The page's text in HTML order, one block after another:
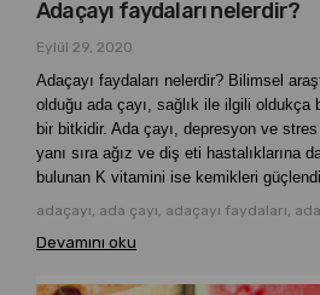
Adaçayı faydaları nelerdir?
Eylül 29, 2020
Adaçayı faydaları nelerdir? Bilimsel
olduğu ada çayı, sağlık ile ilgili oldukça
bir bitkidir. Ada çayı, depresyon ve stres
yanı sıra ağız ve diş eti hastalıklarına
bulunan K vitamini ise kemikleri
adaçayı, ada çayı, adaçayı faydaları,
Devamını oku